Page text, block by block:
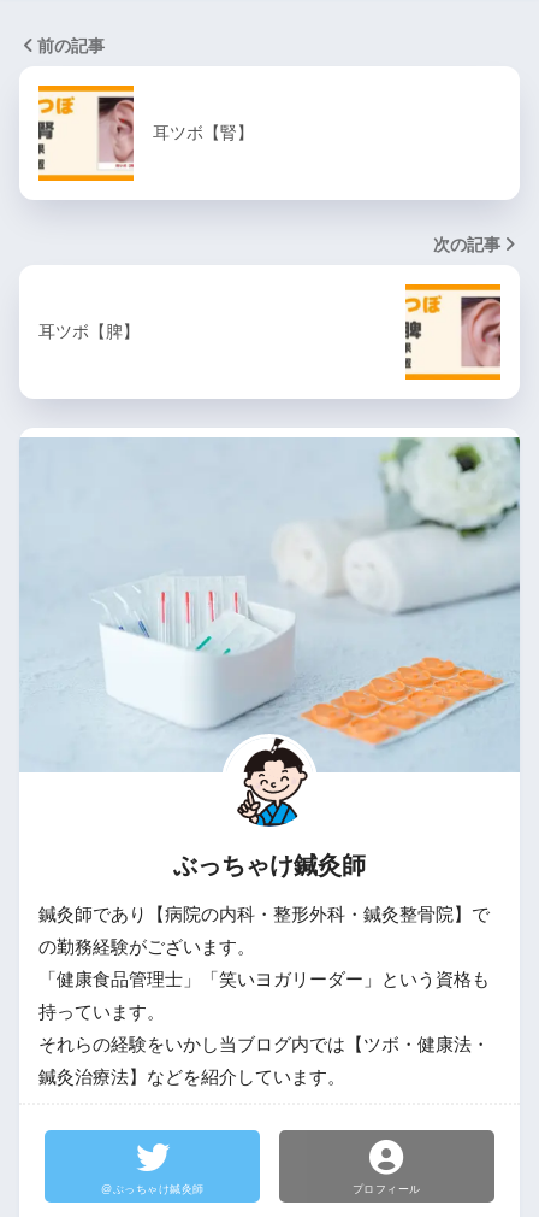
前の記事
耳ツボ【腎】
次の記事
耳ツボ【脾】
ぶっちゃけ鍼灸師
鍼灸師であり【病院の内科・整形外科・鍼灸整骨院】で
の勤務経験がございます。
「健康食品管理士」「笑いヨガリーダー」という資格も
持っています。
それらの経験をいかし当ブログ内では【ツボ・健康法・
鍼灸治療法】などを紹介しています。
@ぶっちゃけ鍼灸師 プロフィール